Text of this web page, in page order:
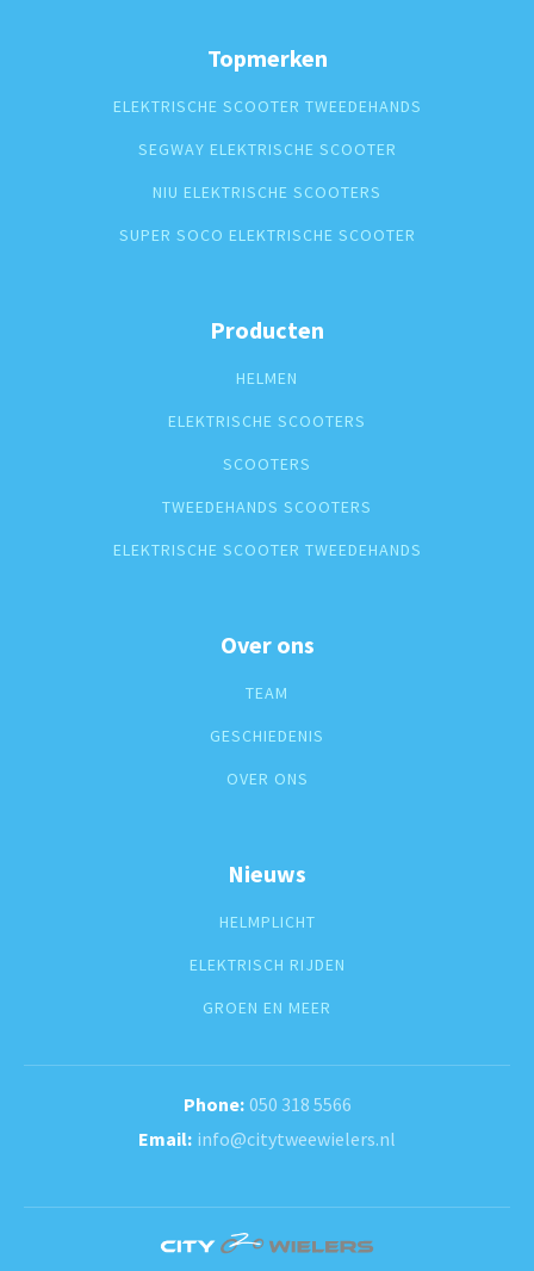
Topmerken
ELEKTRISCHE SCOOTER TWEEDEHANDS
SEGWAY ELEKTRISCHE SCOOTER
NIU ELEKTRISCHE SCOOTERS
SUPER SOCO ELEKTRISCHE SCOOTER
Producten
HELMEN
ELEKTRISCHE SCOOTERS
SCOOTERS
TWEEDEHANDS SCOOTERS
ELEKTRISCHE SCOOTER TWEEDEHANDS
Over ons
TEAM
GESCHIEDENIS
OVER ONS
Nieuws
HELMPLICHT
ELEKTRISCH RIJDEN
GROEN EN MEER
050 318 5566
info@citytweewielers.nl